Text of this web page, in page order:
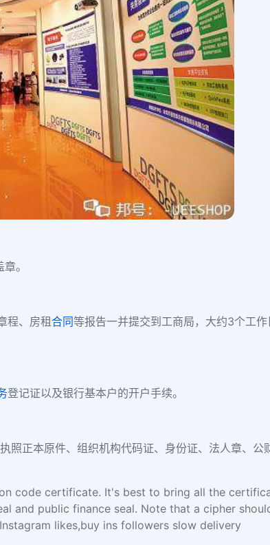
。
程、房租合同等报告一并提交到工商局，大约3个工
登记证以及银行基本户的开户手续。
照正本原件、组织机构代码证、身份证、法人章、公
code certificate. It's best to bring all the
and public finance seal. Note that a cipher
likes,buy ins followers slow delivery